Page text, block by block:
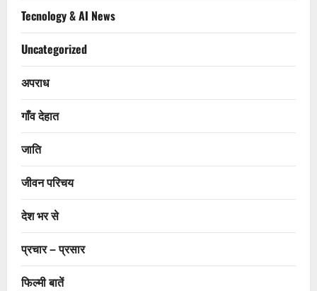
Tecnology & AI News
Uncategorized
अपराध
गाँव देहात
जाति
जीवन परिचय
देश भर से
प्रचार – प्रसार
फिल्मी बातें